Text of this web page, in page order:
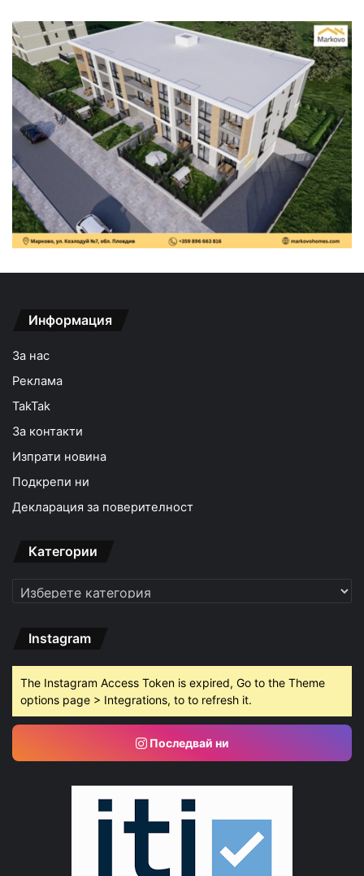
Информация
За нас
Реклама
TakTak
За контакти
Изпрати новина
Подкрепи ни
Декларация за поверителност
Категории
Категории
Instagram
The Instagram Access Token is expired, Go to the Theme
options page > Integrations, to to refresh it.
Последвай ни